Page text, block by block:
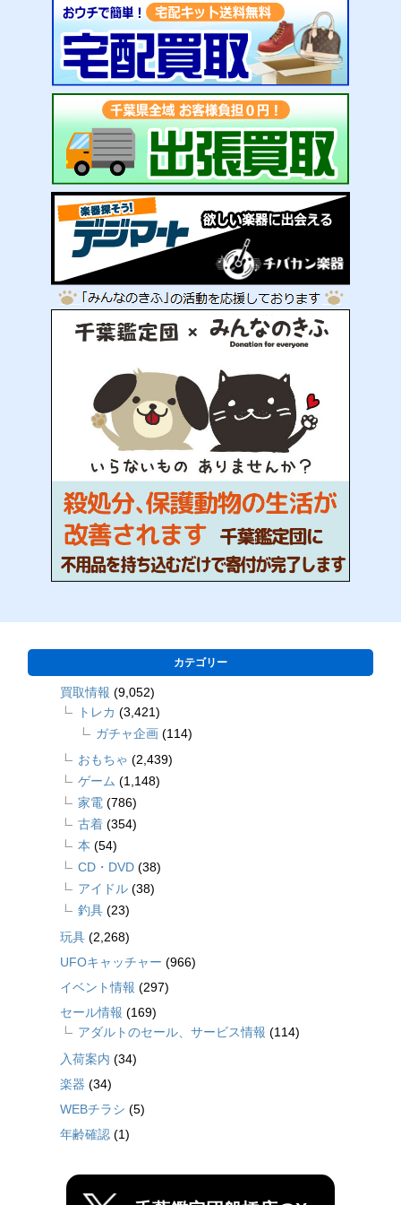
カテゴリー
買取情報 (9,052)
トレカ (3,421)
ガチャ企画 (114)
おもちゃ (2,439)
ゲーム (1,148)
家電 (786)
古着 (354)
本 (54)
CD・DVD (38)
アイドル (38)
釣具 (23)
玩具 (2,268)
UFOキャッチャー (966)
イベント情報 (297)
セール情報 (169)
アダルトのセール、サービス情報 (114)
入荷案内 (34)
楽器 (34)
WEBチラシ (5)
年齢確認 (1)